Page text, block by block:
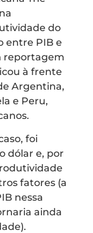
do
entre PIB e
reportagem
à frente
Argentina,
e Peru,
foi
dólar e, por
fatores (a
nessa
ainda